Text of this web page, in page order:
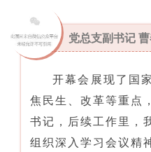
党总支副书记 曹
开幕会展现了国
焦民生、改革等重点
书记，后续工作里，
组织深入学习会议精